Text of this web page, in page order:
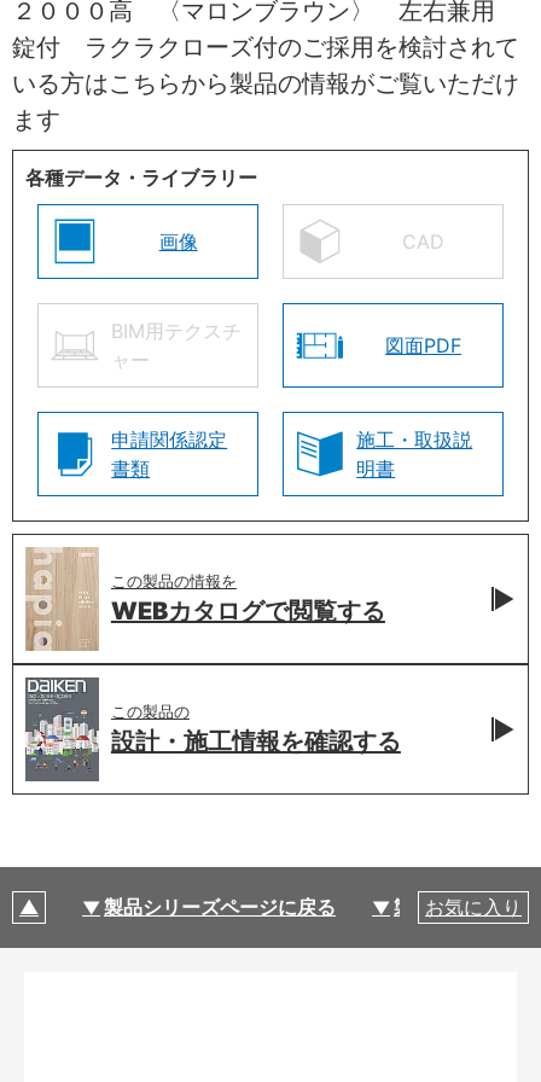
２０００高 〈マロンブラウン〉 左右兼用
錠付 ラクラクローズ付のご採用を検討されて
いる方はこちらから製品の情報がご覧いただけ
ます
各種データ・ライブラリー
画像 CAD
BIM用テクスチ
ャー
図面PDF
申請関係認定
書類
施工・取扱説
明書
この製品の情報を
WEBカタログで閲覧する
この製品の
設計・施工情報を確認する
製品シリーズページに戻る 製品仕様
お気に入り